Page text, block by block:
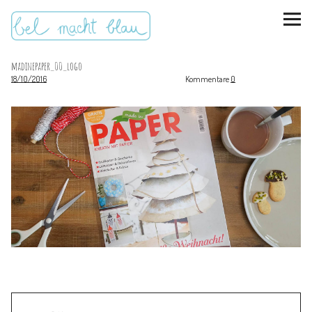
instagram
pinterestbloglovin
Malen + basteln
Feste feiern
Kinderzimmer
madinepaper_00_logo
18/10/2016 Kommentare 0